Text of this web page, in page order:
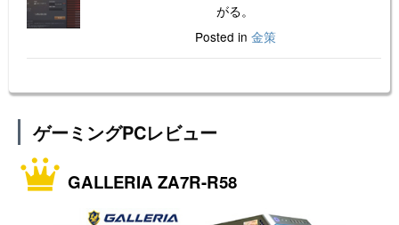
がる。
Posted in 金策
ゲーミングPCレビュー
GALLERIA ZA7R-R58